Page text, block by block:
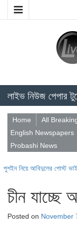
লাইভ নিউজ পেপার
Home All
English Newspapers
Probashi News
আবিদুলের পোস্ট ভাইরাল|
চীন যাচ্ছে
Posted on November